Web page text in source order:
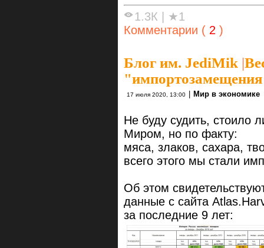
1.3К
★1
Комментарии ( 2 )
Блог им. JediMik |
17 июля 2020, 13:00 Мир в экономике
Не буду судить, стоило
Миром, но по факту:
мяса, злаков, сахара,
всего этого мы стали
Об этом
данные с сайта
за последние 9 лет: